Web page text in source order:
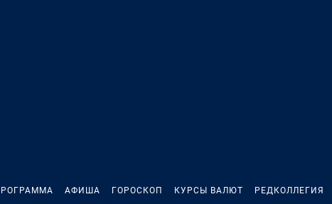
АФИША ГОРОСКОП КУРСЫ ВАЛЮТ РЕДКОЛЛЕГИЯ